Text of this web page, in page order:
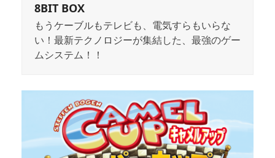
8BIT BOX
もうケーブルもテレビも、電気すらもいらな
い！最新テクノロジーが集結した、最強のゲー
ムシステム！！